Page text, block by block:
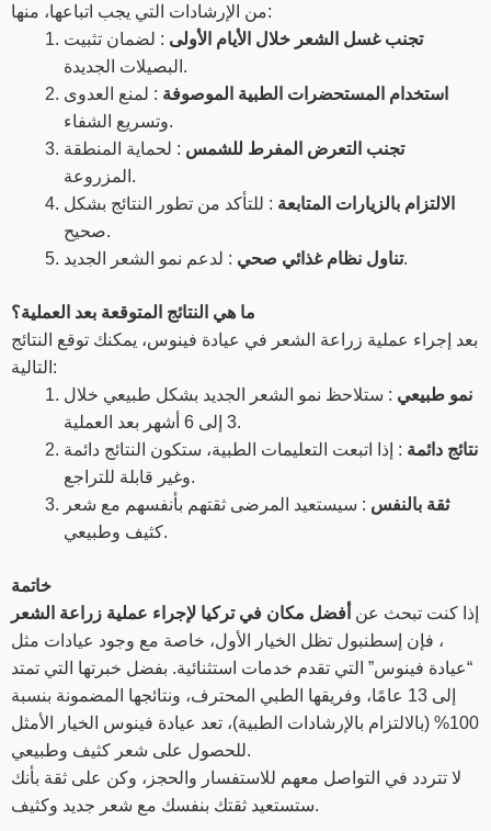
من الإرشادات التي يجب اتباعها، منها:
تجنب غسل الشعر خلال الأيام الأولى : لضمان تثبيت
البصيلات الجديدة.
استخدام المستحضرات الطبية الموصوفة : لمنع العدوى
وتسريع الشفاء.
تجنب التعرض المفرط للشمس : لحماية المنطقة
المزروعة.
الالتزام بالزيارات المتابعة : للتأكد من تطور النتائج بشكل
صحيح.
تناول نظام غذائي صحي: لدعم نمو الشعر الجديد.
ما هي النتائج المتوقعة بعد العملية؟
بعد إجراء عملية زراعة الشعر في عيادة فينوس، يمكنك توقع النتائج
التالية:
نمو طبيعي : ستلاحظ نمو الشعر الجديد بشكل طبيعي خلال
3 إلى 6 أشهر بعد العملية.
نتائج دائمة : إذا اتبعت التعليمات الطبية، ستكون النتائج دائمة
وغير قابلة للتراجع.
ثقة بالنفس : سيستعيد المرضى ثقتهم بأنفسهم مع شعر
كثيف وطبيعي.
خاتمة
إذا كنت تبحث عن أفضل مكان في تركيا لإجراء عملية زراعة الشعر
، فإن إسطنبول تظل الخيار الأول، خاصة مع وجود عيادات مثل
“عيادة فينوس” التي تقدم خدمات استثنائية. بفضل خبرتها التي تمتد
إلى 13 عامًا، وفريقها الطبي المحترف، ونتائجها المضمونة بنسبة
100% (بالالتزام بالإرشادات الطبية)، تعد عيادة فينوس الخيار الأمثل
للحصول على شعر كثيف وطبيعي.
لا تتردد في التواصل معهم للاستفسار والحجز، وكن على ثقة بأنك
ستستعيد ثقتك بنفسك مع شعر جديد وكثيف.